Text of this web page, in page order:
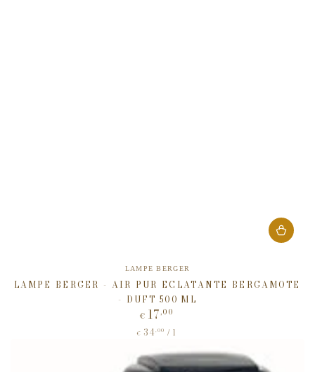
Verkäufer/in:
LAMPE BERGER
LAMPE BERGER - AIR PUR ECLATANTE BERGAMOTE
- DUFT 500 ML
Regulärer
Preis
€ 17,00
Stückpreis
€ 34,00 / pro
l